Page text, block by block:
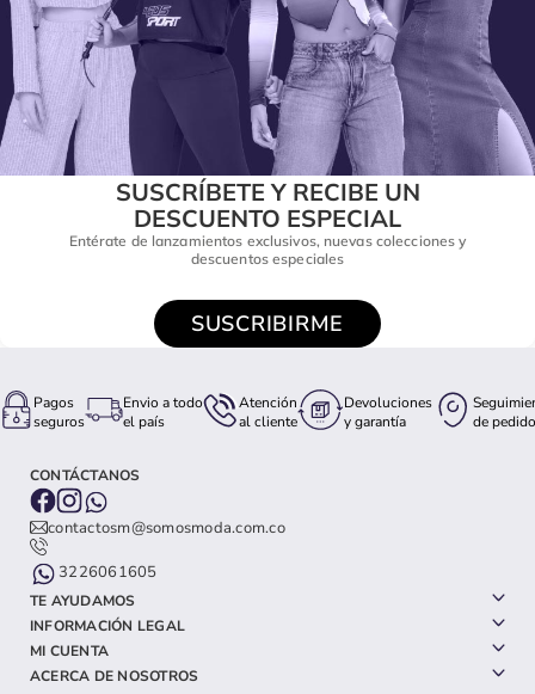
SUSCRÍBETE Y RECIBE UN
DESCUENTO ESPECIAL
Entérate de lanzamientos exclusivos, nuevas colecciones y
descuentos especiales
SUSCRIBIRME
Pagos
seguros
Envio a todo
el país
Atención
al cliente
Devoluciones
y garantía
de pedido
CONTÁCTANOS
contactosm@somosmoda.com.co
3226061605
TE AYUDAMOS
INFORMACIÓN LEGAL
MI CUENTA
ACERCA DE NOSOTROS